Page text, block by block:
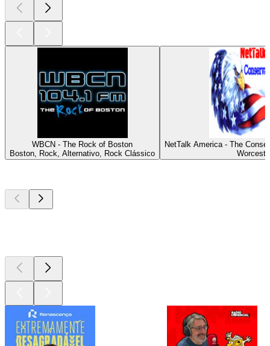
WBCN - The Rock of Boston
Boston, Rock, Alternativo, Rock Clássico
NetTalk America - The